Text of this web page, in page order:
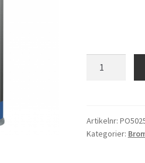
mängd
Artikelnr:
Kategorier: